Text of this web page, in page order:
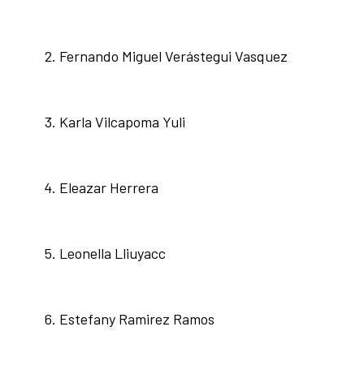
Fernando Miguel Verástegui Vasquez
Karla Vilcapoma Yuli
Eleazar Herrera
Leonella Lliuyacc
Estefany Ramirez Ramos